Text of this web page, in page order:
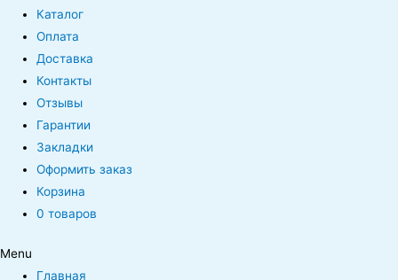
Каталог
Оплата
Доставка
Контакты
Отзывы
Гарантии
Закладки
Оформить заказ
Корзина
0 товаров
Menu
Главная